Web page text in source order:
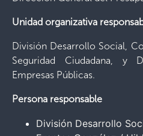
Unidad organizativa
División Desarrollo Social,
Seguridad Ciudadana, y
Empresas Públicas.
Persona responsable
División Desarrollo